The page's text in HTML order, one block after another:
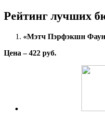
Рейтинг лучших
«Мэтч Пэрфэкшн
Цена – 422 руб.